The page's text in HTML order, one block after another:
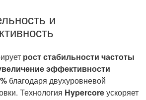
и
рост стабильности частоты
эффективности
благодаря двухуровневой
Технология Hypercoreускоряет